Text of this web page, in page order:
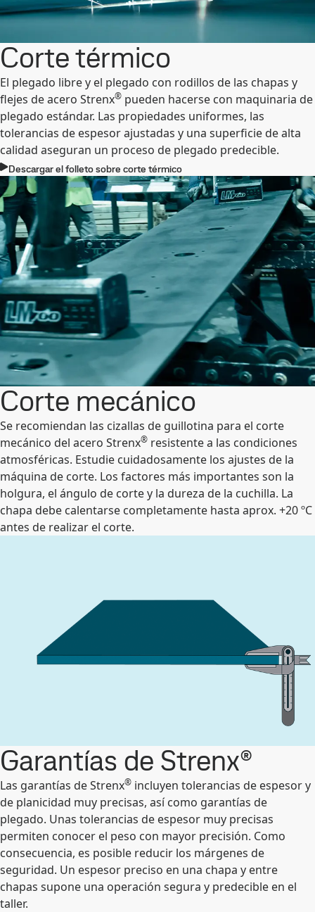
Corte térmico
El plegado libre y el plegado con rodillos de las chapas y
flejes de acero Strenx® pueden hacerse con maquinaria de
plegado estándar. Las propiedades uniformes, las
tolerancias de espesor ajustadas y una superficie de alta
calidad aseguran un proceso de plegado predecible.
Descargar el folleto sobre corte térmico
Corte mecánico
Se recomiendan las cizallas de guillotina para el corte
mecánico del acero Strenx® resistente a las condiciones
atmosféricas. Estudie cuidadosamente los ajustes de la
máquina de corte. Los factores más importantes son la
holgura, el ángulo de corte y la dureza de la cuchilla. La
chapa debe calentarse completamente hasta aprox. +20 ºC
antes de realizar el corte.
Garantías de Strenx®
Las garantías de Strenx® incluyen tolerancias de espesor y
de planicidad muy precisas, así como garantías de
plegado. Unas tolerancias de espesor muy precisas
permiten conocer el peso con mayor precisión. Como
consecuencia, es posible reducir los márgenes de
seguridad. Un espesor preciso en una chapa y entre
chapas supone una operación segura y predecible en el
taller.